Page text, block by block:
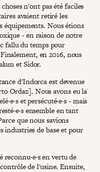
n'ont pas été faciles
avaient retiré les
équipements. Nous étions
- en raison de notre
fallu du temps pour
en 2016, nous
et Sidor.
d'Indorca est devenue
Ordaz]. Nous avons eu la
et persécuté·e·s - mais
ensemble en tant
que nous savions
de base et pour
en vertu de
de l'usine. Ensuite,